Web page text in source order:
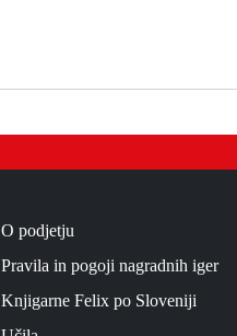
O podjetju
Pravila in pogoji nagradnih iger
Knjigarne Felix po Sloveniji